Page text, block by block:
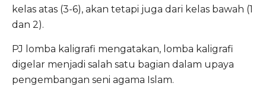
kelas atas (3-6), akan tetapi juga dari kelas bawah (1
dan 2).
PJ lomba kaligrafi mengatakan, lomba kaligrafi
digelar menjadi salah satu bagian dalam upaya
pengembangan seni agama Islam.